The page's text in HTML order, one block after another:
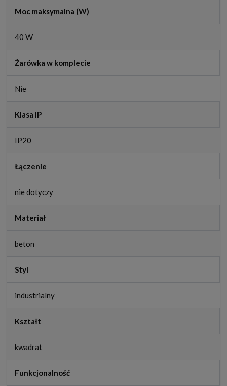
Moc maksymalna (W)
40 W
Żarówka w komplecie
Nie
Klasa IP
IP20
Łączenie
nie dotyczy
Materiał
beton
Styl
industrialny
Kształt
kwadrat
Funkcjonalność